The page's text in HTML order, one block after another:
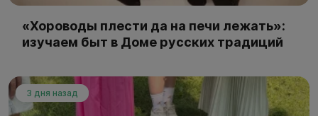
«Хороводы плести да на печи лежать»:
изучаем быт в Доме русских традиций
3 дня назад